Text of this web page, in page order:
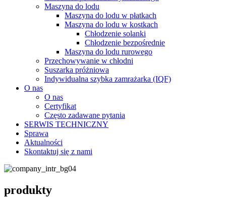
Maszyna do lodu
Maszyna do lodu w płatkach
Maszyna do lodu w kostkach
Chłodzenie solanki
Chłodzenie bezpośrednie
Maszyna do lodu rurowego
Przechowywanie w chłodni
Suszarka próżniowa
Indywidualna szybka zamrażarka (IQF)
O nas
O nas
Certyfikat
Często zadawane pytania
SERWIS TECHNICZNY
Sprawa
Aktualności
Skontaktuj się z nami
produkty